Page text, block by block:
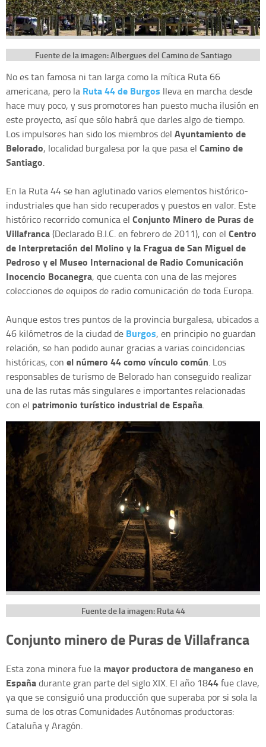
Fuente de la imagen: Albergues del Camino de Santiago
No es tan famosa ni tan larga como la mítica Ruta 66
americana, pero la Ruta 44 de Burgos lleva en marcha desde
hace muy poco, y sus promotores han puesto mucha ilusión en
este proyecto, así que sólo habrá que darles algo de tiempo.
Los impulsores han sido los miembros del Ayuntamiento de
Belorado, localidad burgalesa por la que pasa el Camino de
Santiago.
En la Ruta 44 se han aglutinado varios elementos histórico-
industriales que han sido recuperados y puestos en valor. Este
histórico recorrido comunica el Conjunto Minero de Puras de
Villafranca(Declarado B.I.C. en febrero de 2011), con el Centro
de Interpretación del Molino y la Fragua de San Miguel de
Pedroso y el Museo Internacional de Radio Comunicación
Inocencio Bocanegra, que cuenta con una de las mejores
colecciones de equipos de radio comunicación de toda Europa.
Aunque estos tres puntos de la provincia burgalesa, ubicados a
46 kilómetros de la ciudad de Burgos, en principio no guardan
relación, se han podido aunar gracias a varias coincidencias
históricas, con el número 44 como vínculo común. Los
responsables de turismo de Belorado han conseguido realizar
una de las rutas más singulares e importantes relacionadas
con el patrimonio turístico industrial de España.
Fuente de la imagen: Ruta 44
Conjunto minero de Puras de Villafranca
Esta zona minera fue la mayor productora de manganeso en
Españadurante gran parte del siglo XIX. El año 1844fue clave,
ya que se consiguió una producción que superaba por si sola la
suma de los otras Comunidades Autónomas productoras:
Cataluña y Aragón.